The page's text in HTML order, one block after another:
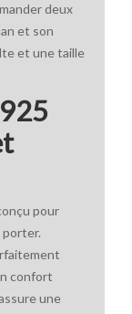
deux
et son
et une taille
pour
confort
une